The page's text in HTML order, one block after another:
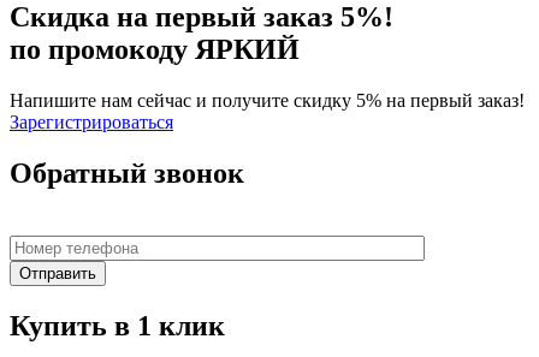
Скидка на первый заказ 5%!
по промокоду ЯРКИЙ
Напишите нам сейчас и получите скидку 5% на первый заказ!
Зарегистрироваться
Обратный звонок
Купить в 1 клик